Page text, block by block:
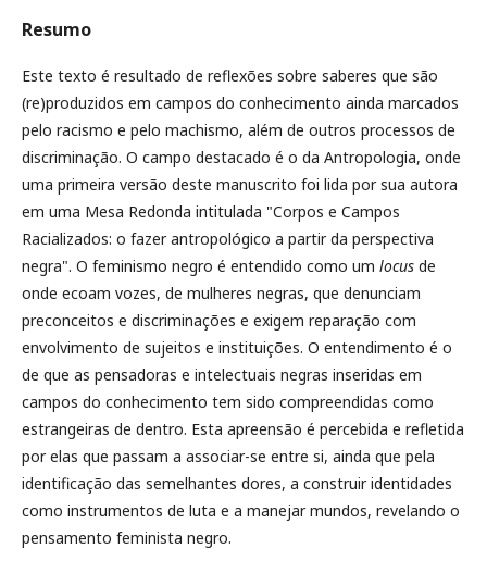
Resumo
Este texto é resultado de reflexões sobre saberes que são
(re)produzidos em campos do conhecimento ainda marcados
pelo racismo e pelo machismo, além de outros processos de
discriminação. O campo destacado é o da Antropologia, onde
uma primeira versão deste manuscrito foi lida por sua autora
em uma Mesa Redonda intitulada "Corpos e Campos
Racializados: o fazer antropológico a partir da perspectiva
negra". O feminismo negro é entendido como um locus de
onde ecoam vozes, de mulheres negras, que denunciam
preconceitos e discriminações e exigem reparação com
envolvimento de sujeitos e instituições. O entendimento é o
de que as pensadoras e intelectuais negras inseridas em
campos do conhecimento tem sido compreendidas como
estrangeiras de dentro. Esta apreensão é percebida e refletida
por elas que passam a associar-se entre si, ainda que pela
identificação das semelhantes dores, a construir identidades
como instrumentos de luta e a manejar mundos, revelando o
pensamento feminista negro.